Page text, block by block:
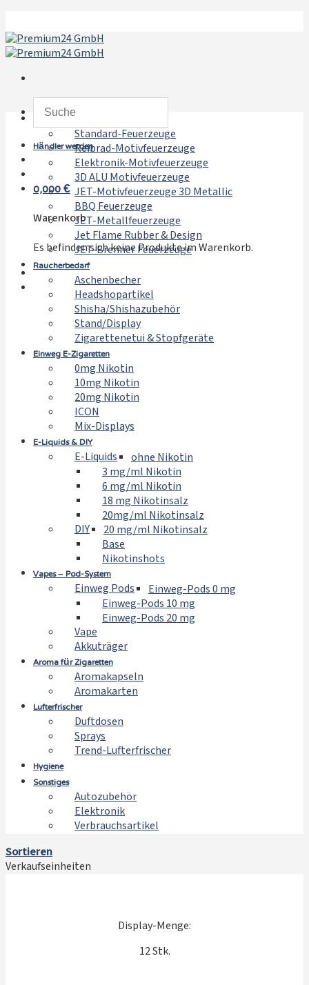
Inhalt
springen
Händler werden
0,000€
Warenkorb
Es befinden sich keine Produkte im Warenkorb.
Feuerzeuge
Standard-Feuerzeuge
Reibrad-Motivfeuerzeuge
Elektronik-Motivfeuerzeuge
3D ALU Motivfeuerzeuge
JET-Motivfeuerzeuge 3D Metallic
BBQ Feuerzeuge
JET-Metallfeuerzeuge
Jet Flame Rubber & Design
JET-Brenner Feuerzeuge
Raucherbedarf
Aschenbecher
Headshopartikel
Shisha/Shishazubehör
Stand/Display
Zigarettenetui & Stopfgeräte
Einweg E-Zigaretten
0mg Nikotin
10mg Nikotin
20mg Nikotin
ICON
Mix-Displays
E-Liquids & DIY
E-Liquids
ohne Nikotin
3 mg/ml Nikotin
6 mg/ml Nikotin
18 mg Nikotinsalz
20mg/ml Nikotinsalz
DIY
20 mg/ml Nikotinsalz
Base
Nikotinshots
Vapes – Pod-System
Einweg Pods
Einweg-Pods 0 mg
Einweg-Pods 10 mg
Einweg-Pods 20 mg
Vape
Akkuträger
Aroma für Zigaretten
Aromakapseln
Aromakarten
Lufterfrischer
Duftdosen
Sprays
Trend-Lufterfrischer
Hygiene
Sonstiges
Autozubehör
Elektronik
Verbrauchsartikel
Sortieren
Verkaufseinheiten
Display-Menge:
12 Stk.